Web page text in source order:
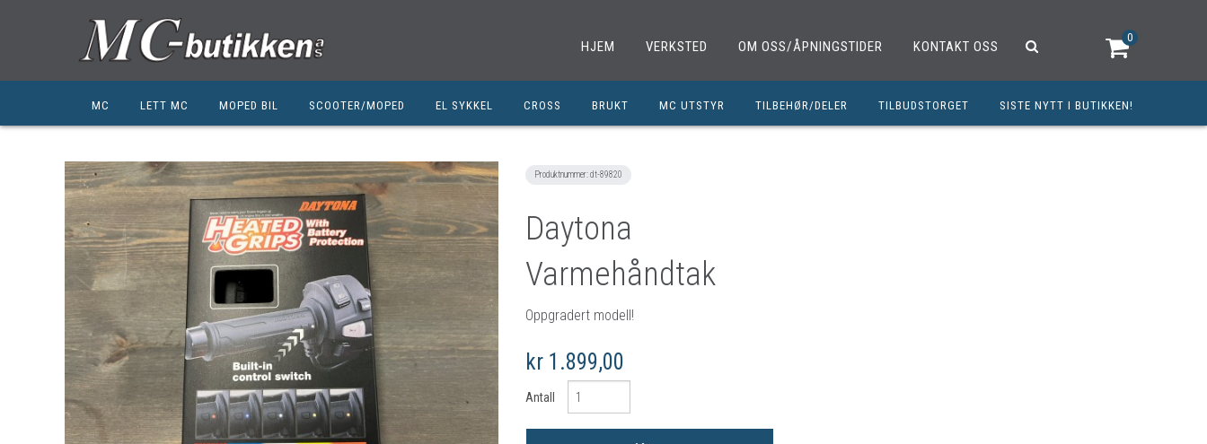
HJEM VERKSTED OM OSS/ÅPNINGSTIDER KONTAKT OSS
0
MC
SUZUKI
PEUGEOT MC
ZERO
QJ MOTOR
LETT MC
SUZUKI
QJ MOTOR
MOPED BIL SCOOTER/MOPED
PEUGEOT
NIU
ZERO
EL SYKKEL CROSS BRUKT MC UTSTYR
MC BUKSER
TILBEHØR/DELER TILBUDSTORGET SISTE NYTT I BUTIKKEN!
Produktnummer:dt-89820
Daytona
Varmehåndtak
Oppgradert modell!
kr 1.899,00
Antall